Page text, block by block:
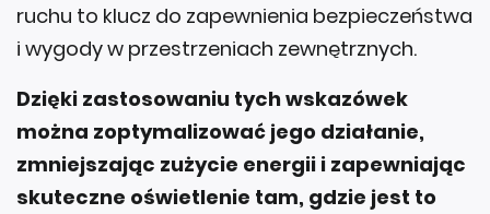
ruchu to klucz do zapewnienia bezpieczeństwa
i wygody w przestrzeniach zewnętrznych.
Dzięki zastosowaniu tych wskazówek
można zoptymalizować jego działanie,
zmniejszając zużycie energii i zapewniając
skuteczne oświetlenie tam, gdzie jest to